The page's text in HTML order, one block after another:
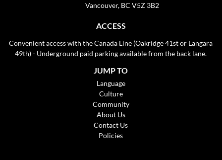
Vancouver, BC V5Z 3B2
ACCESS
Convenient access with the Canada Line (Oakridge 41st or Langara
49th) - Underground paid parking available from the back lane.
JUMP TO
Language
Culture
Community
About Us
Contact Us
Policies